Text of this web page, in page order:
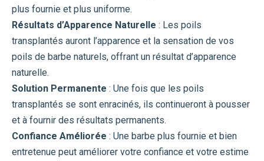
plus fournie et plus uniforme.
Résultats d’Apparence Naturelle : Les poils
transplantés auront l’apparence et la sensation de vos
poils de barbe naturels, offrant un résultat d’apparence
naturelle.
Solution Permanente : Une fois que les poils
transplantés se sont enracinés, ils continueront à pousser
et à fournir des résultats permanents.
Confiance Améliorée : Une barbe plus fournie et bien
entretenue peut améliorer votre confiance et votre estime